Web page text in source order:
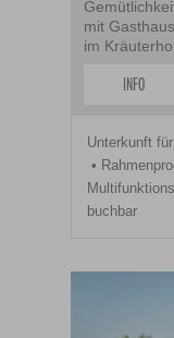
mit
im
INFO
Unterkunft
buchbar